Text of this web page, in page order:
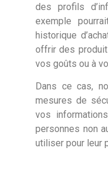
des profils
exemple
historique
offrir des
vos goûts ou à
Dans ce cas,
mesures de
vos
personnes non
utiliser pour leur